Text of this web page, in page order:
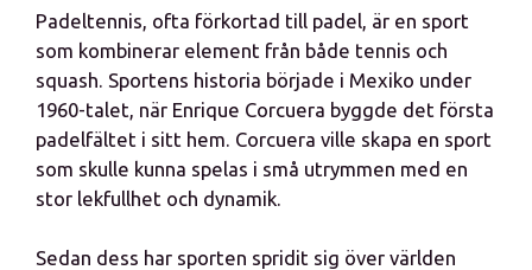
Padeltennis, ofta förkortad till padel, är en sport
som kombinerar element från både tennis och
squash. Sportens historia började i Mexiko under
1960-talet, när Enrique Corcuera byggde det första
padelfältet i sitt hem. Corcuera ville skapa en sport
som skulle kunna spelas i små utrymmen med en
stor lekfullhet och dynamik.
Sedan dess har sporten spridit sig över världen